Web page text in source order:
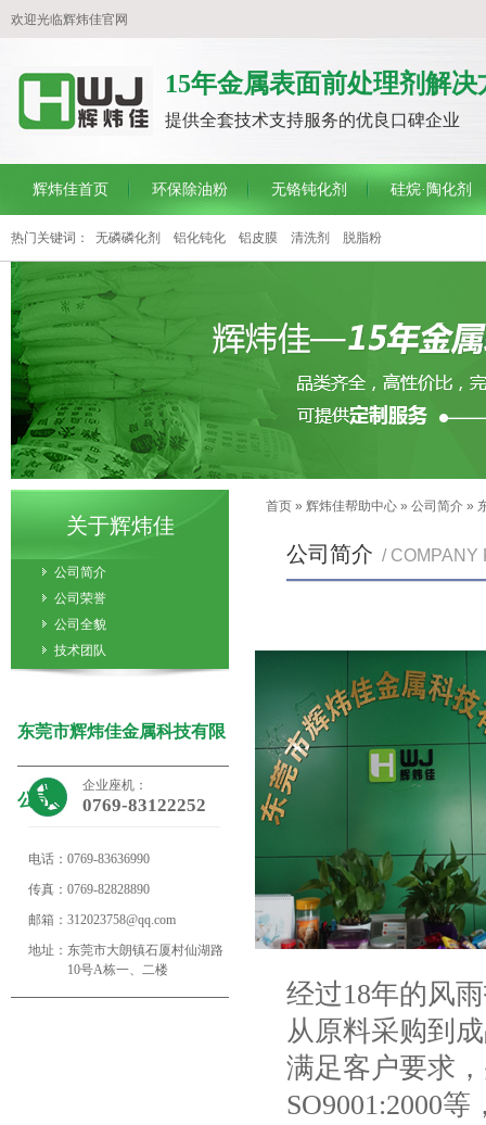
欢迎光临辉炜佳官网
15年金属表面前处理剂解决
提供全套技术支持服务的优良口碑企业
辉炜佳首页 环保除油粉 无铬钝化剂 硅烷·陶化剂
热门关键词： 无磷磷化剂 铝化钝化 铝皮膜 清洗剂 脱脂粉
关于辉炜佳
公司简介
公司荣誉
公司全貌
技术团队
东莞市辉炜佳金属科技有限
公司
企业座机：
0769-83122252
电话： 0769-83636990
传真： 0769-82828890
邮箱： 312023758@qq.com
地址： 东莞市大朗镇石厦村仙湖路
10号A栋一、二楼
首页 » 辉炜佳帮助中心 » 公司简介 »
公司简介 / COMPANY
经过18年的风
从原料采购到
满足客户要求
SO9001:2000